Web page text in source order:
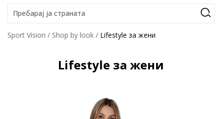
Пребарај ја страната
Sport Vision Shop by look Lifestyle за жени
Lifestyle за жени